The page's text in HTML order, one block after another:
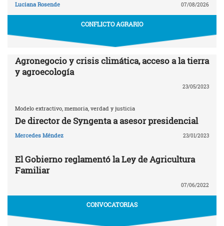
Luciana Rosende 07/08/2026
CONFLICTO AGRARIO
Agronegocio y crisis climática, acceso a la tierra
y agroecología
23/05/2023
Modelo extractivo, memoria, verdad y justicia
De director de Syngenta a asesor presidencial
Mercedes Méndez 23/01/2023
El Gobierno reglamentó la Ley de Agricultura
Familiar
07/06/2022
CONVOCATORIAS